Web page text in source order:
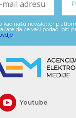
kao našu newsletter
da će vaši podaci biti
.
Youtube